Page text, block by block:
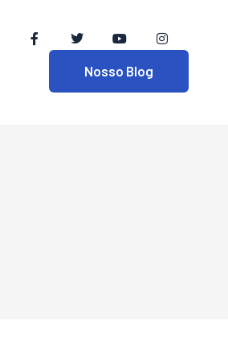
Nosso Blog